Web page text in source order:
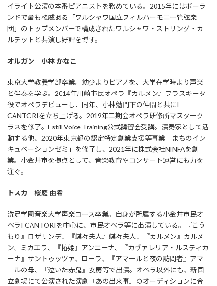
イライト公演の本番ピアニストを務めている。2015年にはポーラ
ンドで最も権威ある「ワルシャワ国立フィルハーモニー管弦楽
団」のトップメンバーで構成されたワルシャワ・ストリング・カ
ルテットと共演し好評を博す。
オルガン 小林 かなこ
東京大学教養学部卒業。幼少よりピアノを、大学在学時より声楽
と伴奏を学ぶ。2014年川崎市民オペラ『カルメン』フラスキータ
役でオペラデビューし、同年、小林勉門下の仲間と共にI
CANTORIを立ち上げる。2019年二期会オペラ研修所マスターク
ラスを修了。Estill Voice Training公式講習会受講。演奏家として活
動する他、2020年東京都の認定特定創業支援等事業「まちのイン
キュベーションゼミ」を修了し、2021年に株式会社NINFAを創
業。小金井市を拠点として、音楽教育やコンサート運営にも力を
注ぐ。
トスカ 桜庭 由希
洗足学園音楽大学声楽コース卒業。自身が所属する小金井市民オ
ペラI CANTORIを中心に、市民オペラ等に出演している。『こう
もり』ロザリンデ、『蝶々夫人』蝶々夫人、『カルメン』カルメ
ン、ミカエラ、『椿姫』アンニーナ、『カヴァレリア・ルスティカ
ーナ』サントゥッツァ、ローラ、『アマールと夜の訪問者』アマ
ールの母、『泣いた赤鬼』女房等で出演。オペラ以外にも、新国
立劇場にて公演された演劇『あの出来事』のオーディションに合